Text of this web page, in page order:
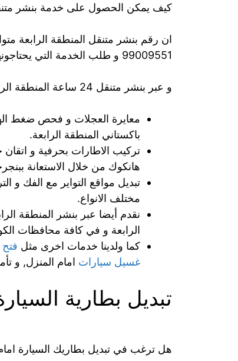
كيف يمكن الحصول على خدمة بنشر متنقل 24 ساعة المنطقة
ان رقم بنشر متنقل المنطقة الرابعة
99009551‬ و طلب الخدمة التي يحتاجونها في أي وقت لذلك لا تتأخروا في التواصل معنا.
و عبر بنشر متنقل 24 ساعة المنطقة الرابعة يمكننا تقديم الخدمات الاتية:
معايرة العجلات و فحص ضغط
باكستاني المنطقة الرابعة.
تركيب الاطارات بحرفية و
هانكوك من خلال الاستعانة
تبديل مواقع التواير مع الفك
مختلف الانواع.
نقدم أيضا عبر بنشر المنطقة
الرابعة و في كافة محافظات
كما ولدينا خدمات اخرى مثل
غسيل سيارات امام المنزل, و
تبديل بطارية
هل ترغب في تبديل بطاريك السيارة